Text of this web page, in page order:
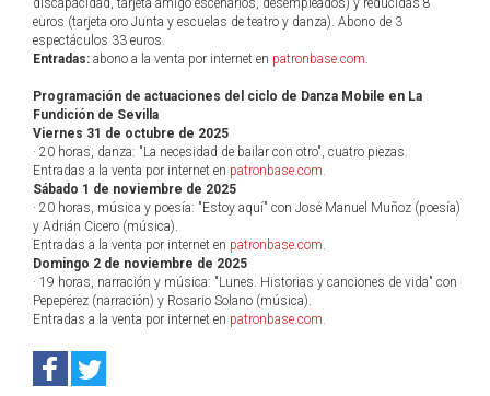
discapacidad, tarjeta amigo escenarios, desempleados) y reducidas 8
euros (tarjeta oro Junta y escuelas de teatro y danza). Abono de 3
espectáculos 33 euros.
Entradas: abono a la venta por internet en patronbase.com.
Programación de actuaciones del ciclo de Danza Mobile en La
Fundición de Sevilla
Viernes 31 de octubre de 2025
· 20 horas, danza: "La necesidad de bailar con otro", cuatro piezas.
Entradas a la venta por internet en patronbase.com.
Sábado 1 de noviembre de 2025
· 20 horas, música y poesía: "Estoy aquí" con José Manuel Muñoz (poesía)
y Adrián Cicero (música).
Entradas a la venta por internet en patronbase.com.
Domingo 2 de noviembre de 2025
· 19 horas, narración y música: "Lunes. Historias y canciones de vida" con
Pepepérez (narración) y Rosario Solano (música).
Entradas a la venta por internet en patronbase.com.